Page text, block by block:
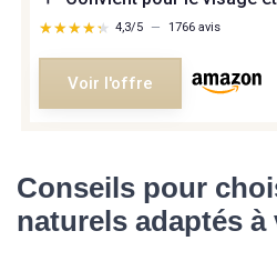
★★★★★
★★★★★ 4,3/5 — 1766 avis
Voir l'offre
Conseils pour
naturels adaptés